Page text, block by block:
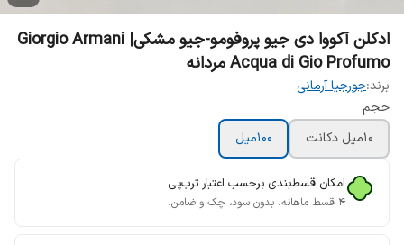
ادکلن آکووا دی جیو پروفومو-جیو مشکی| Giorgio Armani
Acqua di Gio Profumo مردانه
برند:جورجیا آرمانی
حجم
10ميل دکانت
100میل
امکان قسط‌بندی برحسب اعتبار ترب‌پی
۴ قسط ماهانه. بدون سود، چک و ضامن.